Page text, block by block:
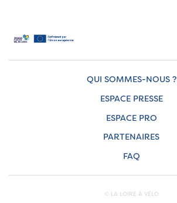
QUI SOMMES-NOUS ?
ESPACE PRESSE
ESPACE PRO
PARTENAIRES
FAQ
© LA LOIRE À VÉLO